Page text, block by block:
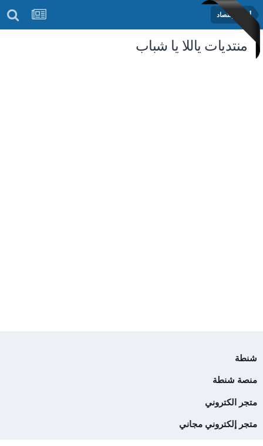
أخبار الإقتصاد
منتديات ياللا يا شباب
شنطة
منصة شنطة
متجر الكتروني
متجر إلكتروني مجاني